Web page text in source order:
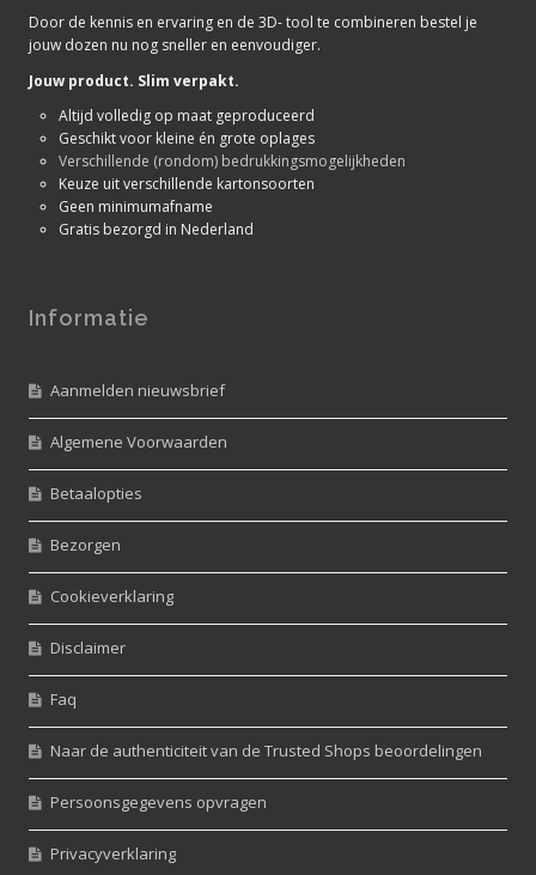
Door de kennis en ervaring en de 3D- tool te combineren bestel je
jouw dozen nu nog sneller en eenvoudiger.
Jouw product. Slim verpakt.
Altijd volledig op maat geproduceerd
Geschikt voor kleine én grote oplages
Verschillende (rondom) bedrukkingsmogelijkheden
Keuze uit verschillende kartonsoorten
Geen minimumafname
Gratis bezorgd in Nederland
Informatie
Aanmelden nieuwsbrief
Algemene Voorwaarden
Betaalopties
Bezorgen
Cookieverklaring
Disclaimer
Faq
Naar de authenticiteit van de Trusted Shops beoordelingen
Persoonsgegevens opvragen
Privacyverklaring